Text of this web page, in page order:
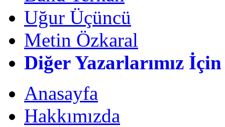
Uğur Üçüncü
Metin Özkaral
Diğer Yazarlarımız İçin
Anasayfa
Hakkımızda